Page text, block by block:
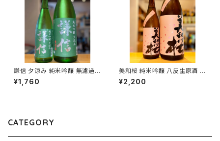
謙信 夕涼み 純米吟醸 無濾過生
720ml１本（池田屋酒造・新潟
県糸魚川市新鉄）
¥1,760
美和桜 純米吟醸 八反生原酒 7
20ml１本（美和桜酒造・広島県
三次市三和町）
¥2,200
CATEGORY